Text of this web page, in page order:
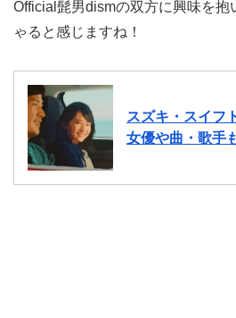
Official髭男dismの双方に興味を抱
ゃると感じますね！
スズキ・スイフ
女優や曲・歌手